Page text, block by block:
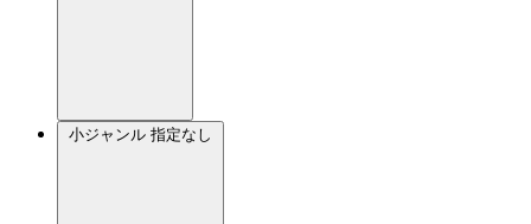
小ジャンル 指定なし